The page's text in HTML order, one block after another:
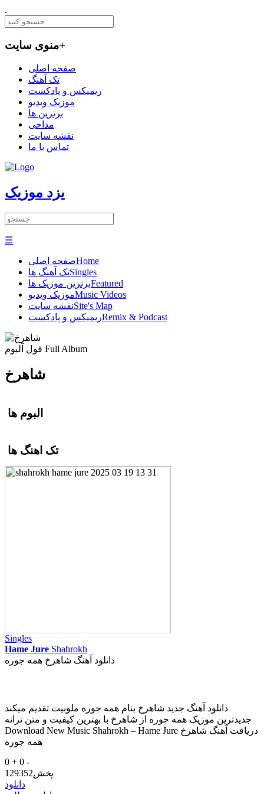
.
منوی سایت+
صفحه اصلی
تک آهنگ
ریمیکس و پادکست
موزیک ویدیو
برترین ها
مداحی
نقشه سایت
تماس با ما
یزد موزیک
☰
صفحه اصلیHome
تک آهنگ هاSingles
برترین موزیک هاFeatured
موزیک ویدیوMusic Videos
نقشه سایتSite's Map
ریمیکس و پادکستRemix & Podcast
Full Album
شاهرخ
البوم ها
تک اهنگ ها
Singles
Hame Jure Shahrokh
دانلود آهنگ شاهرخ همه جوره
دانلود آهنگ جدید شاهرخ بنام همه جوره ملوبیت تقدیم میکند
جدیدترین موزیک همه جوره از شاهرخ با بهترین کیفیت و متن ترانه
Download New Music Shahrokh – Hame Jure دریافت آهنگ شاهرخ
همه جوره
0 + 0 -
پخش129352
دانلود